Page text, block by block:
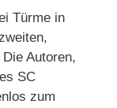
Türme in
Autoren,
SC
zum